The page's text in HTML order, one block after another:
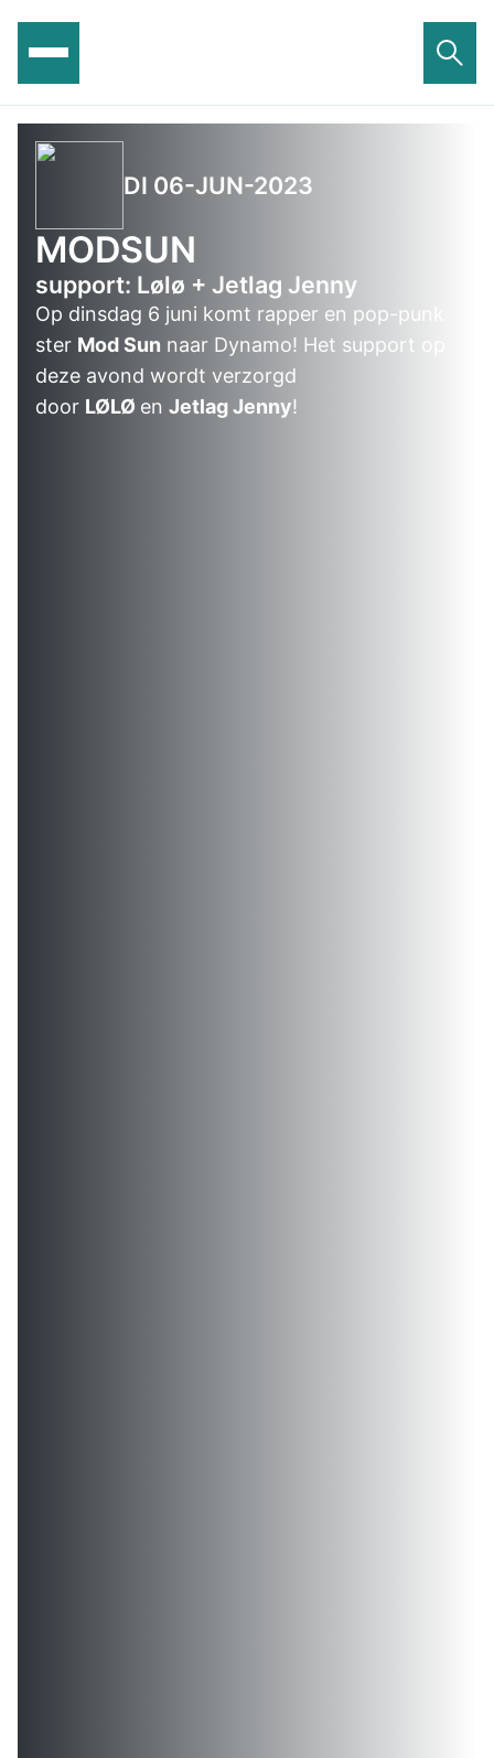
DI 06-JUN-2023
MODSUN
support: Lølø + Jetlag Jenny
Op dinsdag 6 juni komt rapper en pop-punk
ster Mod Sun naar Dynamo! Het support op
deze avond wordt verzorgd
door LØLØ en Jetlag Jenny!